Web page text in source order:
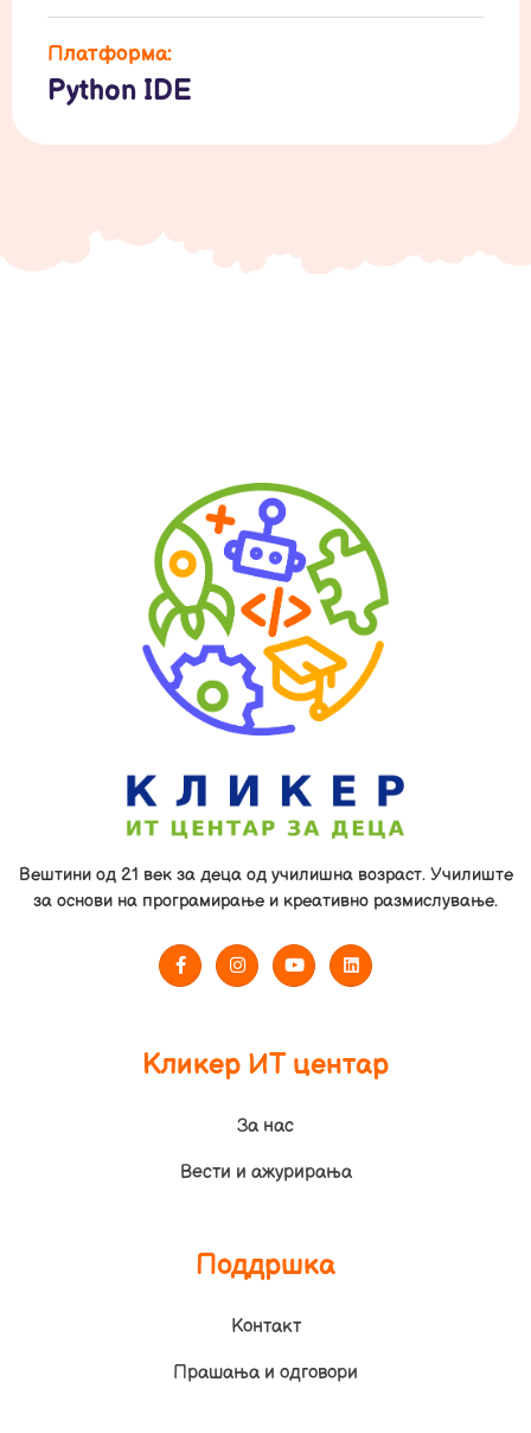
Платформа:
Python IDE
Вештини од 21 век за деца од училишна возраст. Училиште
за основи на програмирање и креативно размислување.
Кликер ИТ центар
За нас
Вести и ажурирања
Поддршка
Контакт
Прашања и одговори